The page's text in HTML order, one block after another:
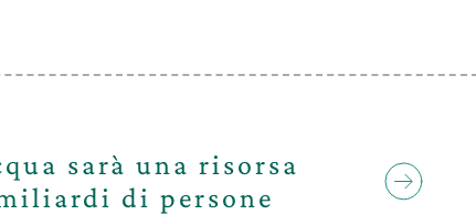
sarà una risorsa
di persone